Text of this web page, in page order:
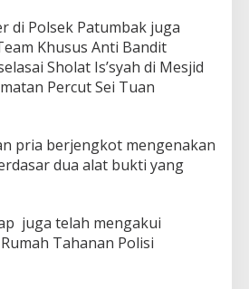
di Polsek Patumbak juga
Khusus Anti Bandit
Sholat Is’syah di Mesjid
Percut Sei Tuan
pria berjengkot mengenakan
dua alat bukti yang
juga telah mengakui
Tahanan Polisi